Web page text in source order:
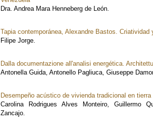
Dra. Andrea Mara Henneberg de León.
Tapia contemporánea, Alexandre Bastos. Criatividad
Filipe Jorge.
Dalla documentazione all'analisi energética.
Antonella Guida, Antonello Pagliuca, Giuseppe
Desempeño acústico de vivienda tradicional en tierra
Carolina Rodrigues Alves Monteiro, Guillermo
Zancajo.